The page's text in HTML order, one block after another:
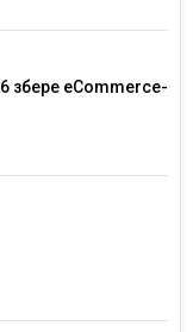
збере eCommerce-